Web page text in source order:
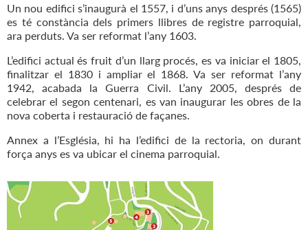
Un nou edifici s’inaugurà el 1557, i d’uns anys després (1565)
es té constància dels primers llibres de registre parroquial,
ara perduts. Va ser reformat l’any 1603.
L’edifici actual és fruit d’un llarg procés, es va iniciar el 1805,
finalitzar el 1830 i ampliar el 1868. Va ser reformat l’any
1942, acabada la Guerra Civil. L’any 2005, després de
celebrar el segon centenari, es van inaugurar les obres de la
nova coberta i restauració de façanes.
Annex a l’Església, hi ha l’edifici de la rectoria, on durant
força anys es va ubicar el cinema parroquial.